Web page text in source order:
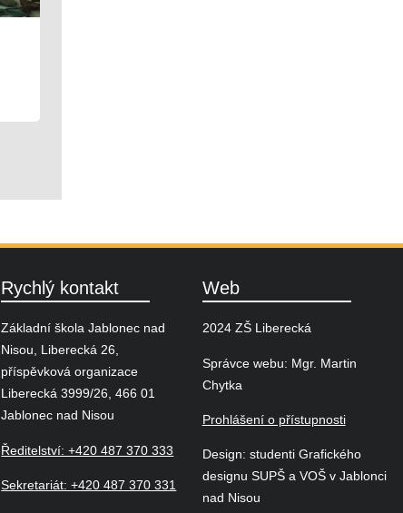
Rychlý kontakt
Základní škola Jablonec nad
Nisou, Liberecká 26,
příspěvková organizace
Liberecká 3999/26, 466 01
Jablonec nad Nisou
Ředitelství: +420 487 370 333
Sekretariát: +420 487 370 331
Web
2024 ZŠ Liberecká
Správce webu: Mgr. Martin
Chytka
Prohlášení o přístupnosti
Design: studenti Grafického
designu SUPŠ a VOŠ v Jablonci
nad Nisou